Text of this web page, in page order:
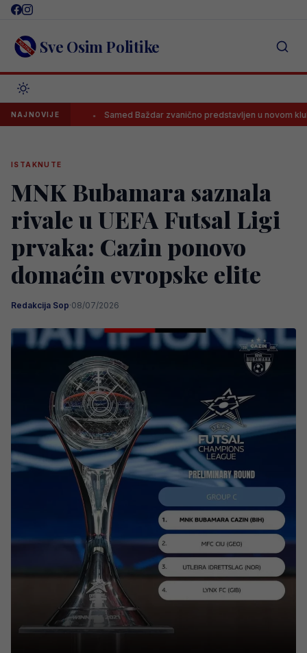
Skip
content Sve Osim Politike
NAJNOVIJE Samed Baždar zvanično predstavljen u novom klubu
ISTAKNUTE
MNK Bubamara saznala
rivale u UEFA Futsal Ligi
prvaka: Cazin ponovo
domaćin evropske elite
Redakcija Sop·08/07/2026